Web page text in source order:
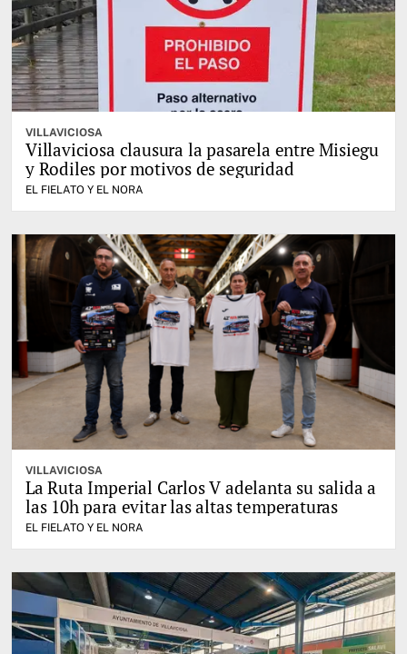
VILLAVICIOSA
Villaviciosa clausura la pasarela entre Misiegu
y Rodiles por motivos de seguridad
EL FIELATO Y EL NORA
VILLAVICIOSA
La Ruta Imperial Carlos V adelanta su salida a
las 10h para evitar las altas temperaturas
EL FIELATO Y EL NORA